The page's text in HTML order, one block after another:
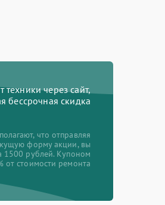
через сайт,
бессрочная скидка
что отправляя
форму акции, вы
1500 рублей. Купоном
от стоимости ремонта